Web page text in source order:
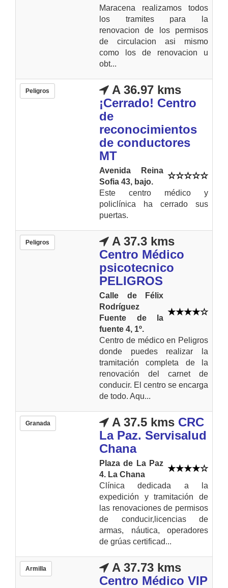
Maracena realizamos todos
los tramites para la
renovacion de los permisos
de circulacion asi mismo
como los de renovacion u
obt...
Peligros
A 36.97 kms
¡Cerrado! Centro
de
reconocimientos
de conductores
MT
Avenida Reina
Sofia 43, bajo.
Este centro médico y
policlínica ha cerrado sus
puertas.
Peligros
A 37.3 kms
Centro Médico
psicotecnico
PELIGROS
Calle de Félix
Rodríguez
Fuente de la
fuente 4, 1º.
Centro de médico en Peligros
donde puedes realizar la
tramitación completa de la
renovación del carnet de
conducir. El centro se encarga
de todo. Aqu...
Granada A 37.5 kms CRC
La Paz. Servisalud
Chana
Plaza de La Paz
4. La Chana
Clínica dedicada a la
expedición y tramitación de
las renovaciones de permisos
de conducir,licencias de
armas, náutica, operadores
de grúas certificad...
Armilla
A 37.73 kms
Centro Médico VIP